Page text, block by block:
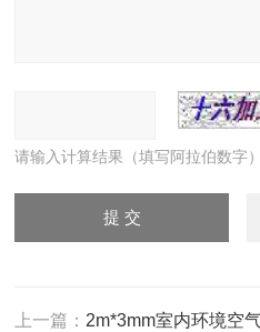
请输入计算结果（填写阿拉伯数字
上一篇： 2m*3mm室内环境空气